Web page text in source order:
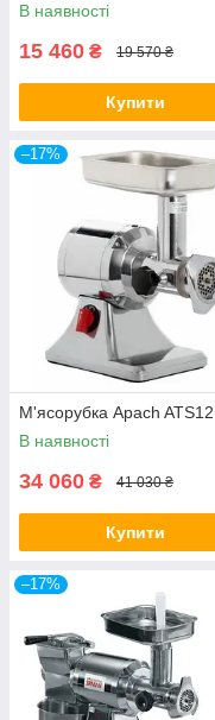
В наявності
15 460 ₴ 19 570 ₴
Купити
–17%
М'ясорубка Apach ATS12
В наявності
34 060 ₴ 41 030 ₴
Купити
–17%